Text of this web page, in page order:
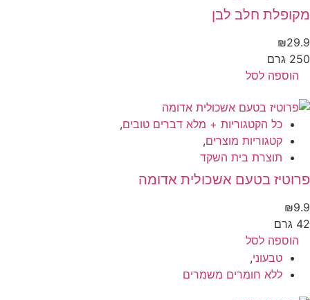
חלב לבן
₪
גרם
הוספה לסל
כל הקטגוריות + מלא דברים טובים,
קטגוריות מוצרים,
תוצרת בית השקד
בטעם אשכולית אדומה
₪
הוספה לסל
טבעוני,
ללא חומרים משמרים